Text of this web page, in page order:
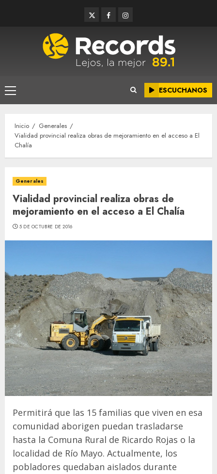
TwitterFacebookInstagram
Menú
principal
ESCUCHANOS
Inicio
Generales
Vialidad provincial realiza obras de mejoramiento en el acceso a El
Chalía
Generales
Vialidad provincial realiza obras de
mejoramiento en el acceso a El Chalía
5 DE OCTUBRE DE 2016
Permitirá que las 15 familias que viven en esa
comunidad aborigen puedan trasladarse
hasta la Comuna Rural de Ricardo Rojas o la
localidad de Río Mayo. Actualmente, los
pobladores quedaban aislados durante